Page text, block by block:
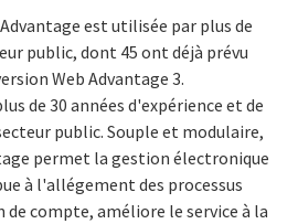
est utilisée par plus de
public, dont 45 ont déjà prévu
Web Advantage 3.
de 30 années d'expérience et de
public. Souple et modulaire,
permet la gestion électronique
à l'allégement des processus
compte, améliore le service à la